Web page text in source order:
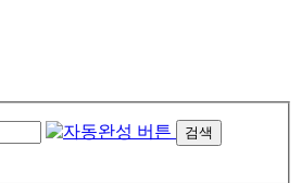
검색